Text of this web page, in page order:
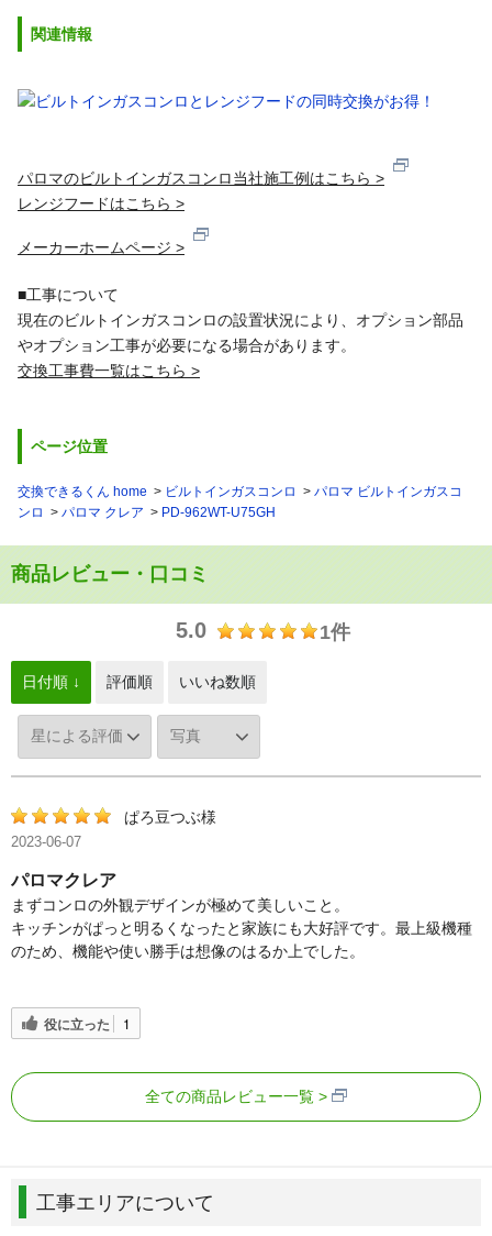
関連情報
パロマのビルトインガスコンロ当社施工例はこちら >
レンジフードはこちら >
メーカーホームページ >
■工事について
現在のビルトインガスコンロの設置状況により、オプション部品
やオプション工事が必要になる場合があります。
交換工事費一覧はこちら >
ページ位置
交換できるくん home ビルトインガスコンロ
パロマ ビルトインガスコ
ンロ
パロマ クレア PD-962WT-U75GH
商品レビュー・口コミ
5.0 1件
日付順 ↓ 評価順 いいね数順
ぱろ豆つぶ様
2023-06-07
パロマクレア
まずコンロの外観デザインが極めて美しいこと。
キッチンがぱっと明るくなったと家族にも大好評です。最上級機種
のため、機能や使い勝手は想像のはるか上でした。
役に立った 1
全ての商品レビュー一覧
工事エリアについて